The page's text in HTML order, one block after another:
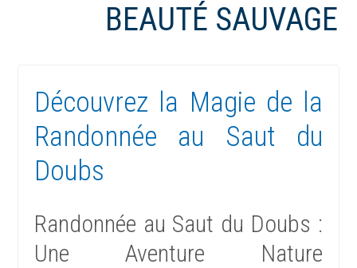
BEAUTÉ SAUVAGE
Découvrez la Magie de la
Randonnée au Saut du
Doubs
Randonnée au Saut du Doubs :
Une Aventure Nature